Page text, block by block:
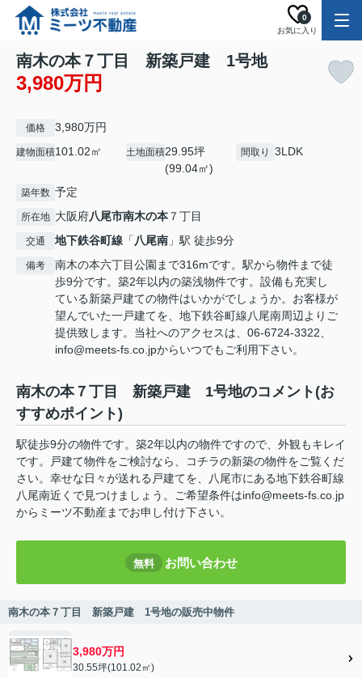
お気に入り
0
南木の本７丁目 新築戸建 1号地
3,980万円
価格 3,980万円
建物面積101.02㎡ 土地面積29.95坪
(99.04㎡)
間取り 3LDK
築年数 予定
所在地 大阪府八尾市南木の本 ７丁目
交通 地下鉄谷町線 「 八尾南 」駅 徒歩9分
備考
南木の本六丁目公園まで316mです。駅から物件まで徒
歩9分です。築2年以内の築浅物件です。設備も充実し
ている新築戸建ての物件はいかがでしょうか。お客様が
望んでいた一戸建てを、地下鉄谷町線八尾南周辺よりご
提供致します。当社へのアクセスは、06-6724-3322、
info@meets-fs.co.jpからいつでもご利用下さい。
南木の本７丁目 新築戸建 1号地のコメント(お
すすめポイント)
駅徒歩9分の物件です。築2年以内の物件ですので、外観もキレイ
です。戸建て物件をご検討なら、コチラの新築の物件をご覧くだ
さい。幸せな日々が送れる戸建てを、八尾市にある地下鉄谷町線
八尾南近くで見つけましょう。ご希望条件はinfo@meets-fs.co.jp
からミーツ不動産までお申し付け下さい。
無料 お問い合わせ
南木の本７丁目 新築戸建 1号地の販売中物件
3,980万円
30.55坪(101.02㎡)